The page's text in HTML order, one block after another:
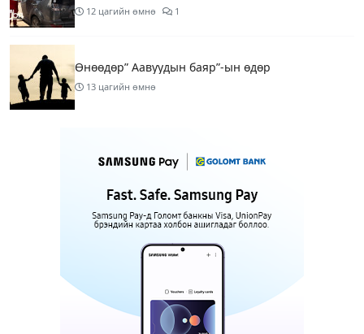
12 цагийн өмнө 1
Өнөөдөр” Аавуудын баяр”-ын өдөр
13 цагийн өмнө
Улаанбаатарт 31 хэм дулаан байна
15 цагийн өмнө
МАРГААШ: Улаанбаатарт 31 хэм дулаан байна
1 өдрийн өмнө
Шатахуун дамлан борлуулсан хоёр зөрчлийг
илрүүлэн шалгаж байна